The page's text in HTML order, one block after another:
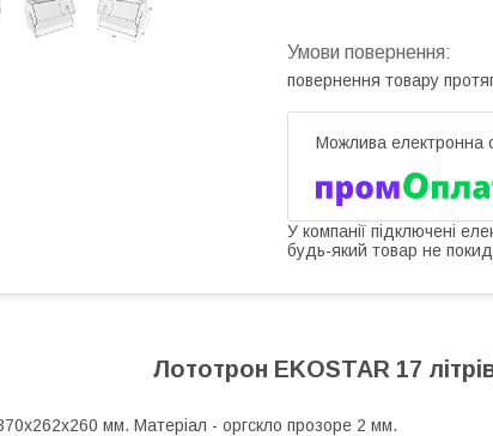
повернення товару
У компанії підключені
будь-який товар не
Лототрон EKOSTAR 17
мм. Матеріал - оргскло прозоре 2 мм.